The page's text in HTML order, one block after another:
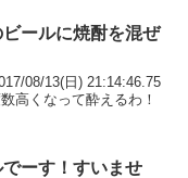
ールに焼酎を混ぜ
08/13(日) 21:14:46.75
高くなって酔えるわ！
でーす！すいませ